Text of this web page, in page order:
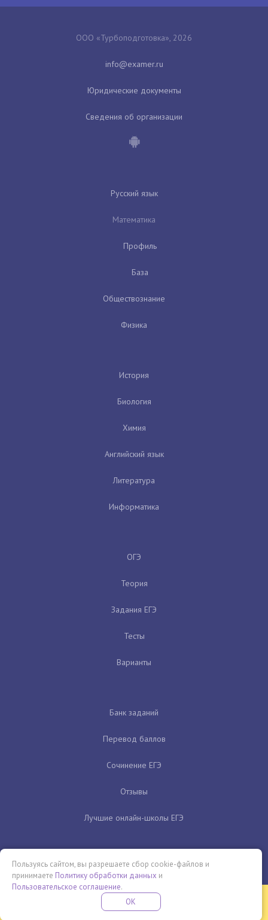
ООО «Турбоподготовка», 2026
Юридические документы
Сведения об организации
Русский язык
Математика
Профиль
База
Обществознание
Физика
История
Биология
Химия
Английский язык
Литература
Информатика
ОГЭ
Теория
Задания ЕГЭ
Тесты
Варианты
Банк заданий
Перевод баллов
Сочинение ЕГЭ
Отзывы
Лучшие онлайн-школы ЕГЭ
Бесплатная летняя школа
ПРОВЕДИ ЭТО ЛЕТО С ПОЛЬЗОЙ
Пользуясь сайтом, вы разрешаете сбор cookie-файлов и
принимаете Политику обработки данных и
Пользовательское соглашение.
OK